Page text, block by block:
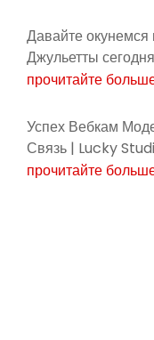
Давайте окунемся
Джульетты
прочитайте
Успех Вебкам
Связь | Lucky
прочитайте